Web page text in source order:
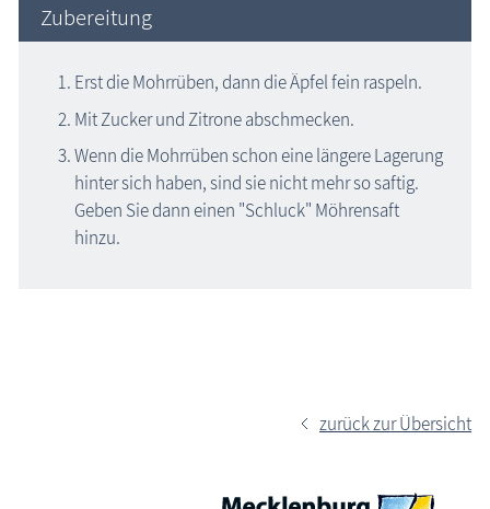
Zubereitung
Erst die Mohrrüben, dann die Äpfel fein raspeln.
Mit Zucker und Zitrone abschmecken.
Wenn die Mohrrüben schon eine längere Lagerung
hinter sich haben, sind sie nicht mehr so saftig.
Geben Sie dann einen "Schluck" Möhrensaft
hinzu.
zurück zur Übersicht